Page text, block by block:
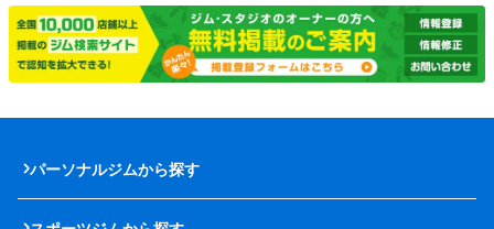
パーソナルジムから探す